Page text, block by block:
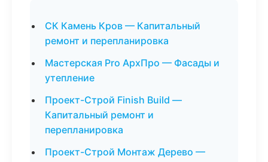
СК Камень Кров — Капитальный
ремонт и перепланировка
Мастерская Pro АрхПро — Фасады и
утепление
Проект-Строй Finish Build —
Капитальный ремонт и
перепланировка
Проект-Строй Монтаж Дерево —